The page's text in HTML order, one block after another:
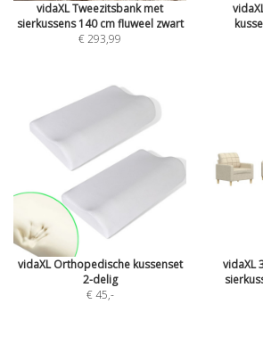
vidaXL Tweezitsbank met
sierkussens 140 cm fluweel zwart
€ 293,99
vidaXL Orthopedische kussenset
2-delig
€ 45,-
vidaXL